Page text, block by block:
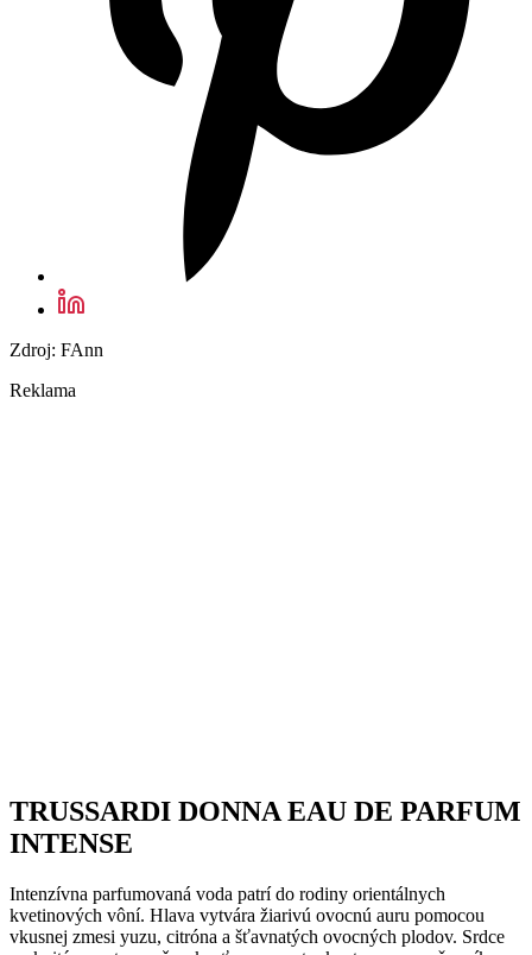
Zdroj: FAnn
Reklama
TRUSSARDI DONNA EAU DE PARFUM
INTENSE
Intenzívna parfumovaná voda patrí do rodiny orientálnych
kvetinových vôní. Hlava vytvára žiarivú ovocnú auru pomocou
vkusnej zmesi yuzu, citróna a šťavnatých ovocných plodov. Srdce